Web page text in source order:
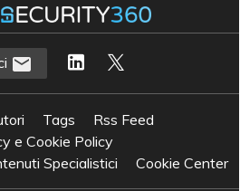
Tags
Rss Feed
e Cookie Policy
Specialistici
Cookie Center